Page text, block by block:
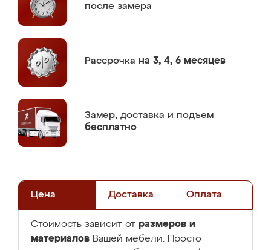
после замера
Рассрочка на 3, 4, 6 месяцев
Замер, доставка и подъем
бесплатно
Цена Доставка Оплата
Стоимость зависит от размеров и
материалов Вашей мебели. Просто